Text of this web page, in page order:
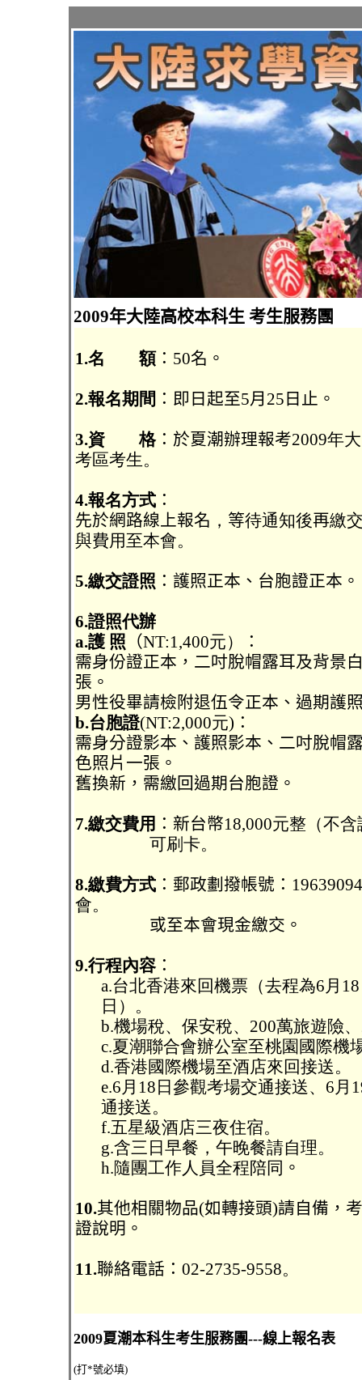
2009年大陸高校本科生 考生服務團
1.名 額 ：50名。
2.報名期間 ：即日起至5月25日止。
3.資 格：於夏潮辦理報考2009年
考區考生。
4.報名方式 ：
先於網路線上報名 ， 等待通知後再繳
與費用至本會。
5.繳交證照 ：護照正本、台胞證正本。
6.證照代辦
a.護 照 （NT:1,400元）
：
需身份證正本，二吋脫帽露耳及背景
張。
男性役畢請檢附退伍令正本、過期護
b.台胞證(NT:2,000元) ：
需身分證影本、護照影本、二吋脫帽
色照片一張。
舊換新，需繳回過期台胞證。
7.繳交費用 ：新台幣18,000元整（不
可刷卡。
8.繳費方式 ：郵政劃撥帳號：
會。
或至本會現金繳交。
9.行程內容 ：
a.台北香港來回機票（去程為6月
日）。
b.機場稅、保安稅、200萬旅遊險
c.夏潮聯合會辦公室至桃園國際機
d.香港國際機場至酒店來回接送。
e.6月18日參觀考場交通接送、6月
通接送。
f.五星級酒店三夜住宿。
g.含三日早餐，午晚餐請自理。
h.隨團工作人員全程陪同 。
10.其他相關物品(如轉接頭)請自備，
證說明。
11.聯絡電話： 02-2735-9558。
2009夏潮本科生考生服務團---線上報名表
(打*號必填)